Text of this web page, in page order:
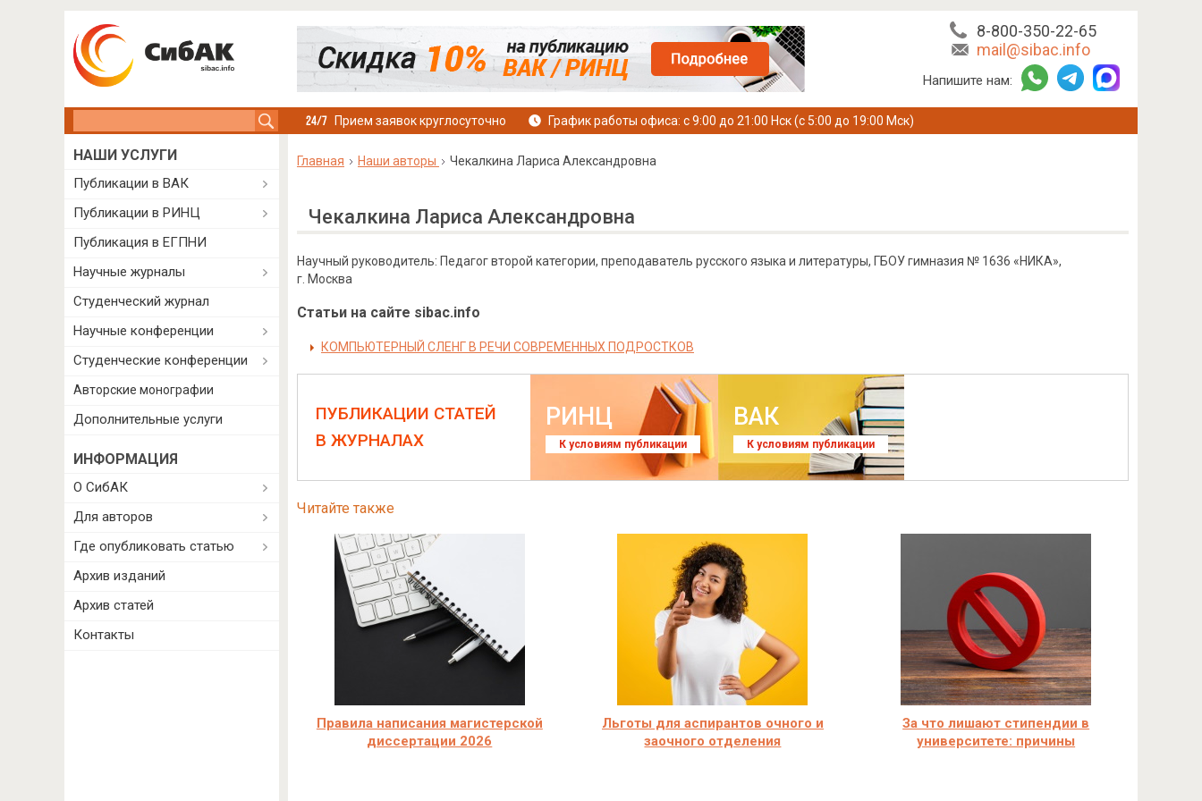
8-800-350-22-65
mail@sibac.info
Напишите нам:
Прием заявок круглосуточно График работы офиса: с 9:00 до 21:00 Нск (с 5:00 до 19:00 Мск)
Главная Наши авторы Чекалкина Лариса Александровна
Чекалкина Лариса Александровна
Научный руководитель: Педагог второй категории, преподаватель русского языка и литературы, ГБОУ гимназия № 1636 «НИКА»,
г. Москва
Статьи на сайте sibac.info
КОМПЬЮТЕРНЫЙ СЛЕНГ В РЕЧИ СОВРЕМЕННЫХ ПОДРОСТКОВ
ПУБЛИКАЦИИ СТАТЕЙ
В ЖУРНАЛАХ
РИНЦ
К условиям публикации
ВАК
К условиям публикации
Читайте также
Правила написания магистерской
диссертации 2026
Льготы для аспирантов очного и
заочного отделения
За что лишают стипендии в
университете: причины
НАШИ УСЛУГИ
Публикации в ВАК
Публикации в РИНЦ
Публикация в ЕГПНИ
Научные журналы
Студенческий журнал
Научные конференции
Студенческие конференции
Авторские монографии
Дополнительные услуги
ИНФОРМАЦИЯ
О СибАК
Для авторов
Где опубликовать статью
Архив изданий
Архив статей
Контакты